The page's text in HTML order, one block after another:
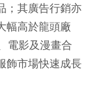
；其廣告行銷亦
幅高於龍頭廠
電影及漫畫合
飾市場快速成長